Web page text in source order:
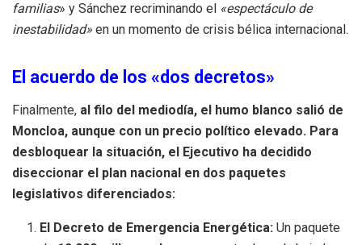
familias» y Sánchez recriminando el «espectáculo de
inestabilidad» en un momento de crisis bélica internacional.
El acuerdo de los «dos decretos»
Finalmente, al filo del mediodía, el humo blanco salió de
Moncloa, aunque con un precio político elevado. Para
desbloquear la situación, el Ejecutivo ha decidido
diseccionar el plan nacional en dos paquetes
legislativos diferenciados:
El Decreto de Emergencia Energética: Un paquete